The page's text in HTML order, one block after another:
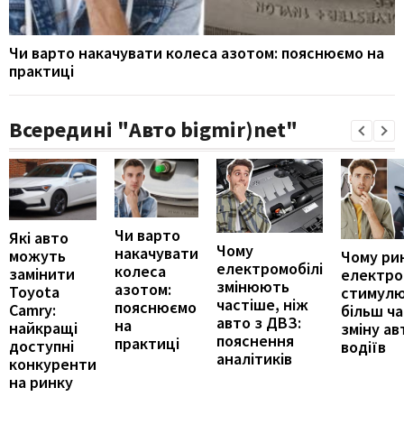
Чи варто накачувати колеса азотом: пояснюємо на
практиці
Всередині "Авто bigmir)net"
Які авто
можуть
замінити
Toyota
Camry:
найкращі
доступні
конкуренти
на ринку
Чи варто
накачувати
колеса
азотом:
пояснюємо
на
практиці
Чому
електромобілі
змінюють
частіше, ніж
авто з ДВЗ:
пояснення
аналітиків
Чому
більш
зміну
водіїв